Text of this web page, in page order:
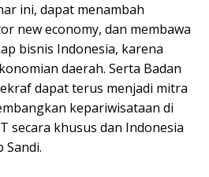
ini, dapat menambah
new economy, dan membawa
bisnis Indonesia, karena
daerah. Serta Badan
dapat terus menjadi mitra
kepariwisataan di
secara khusus dan Indonesia
Sandi.